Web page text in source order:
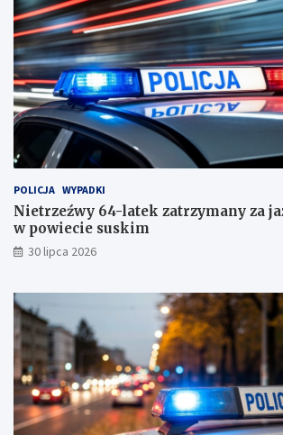
c
i
e
s
u
s
k
i
!
POLICJA WYPADKI
Nietrzeźwy 64-latek zatrzymany za
w powiecie suskim
30 lipca 2026